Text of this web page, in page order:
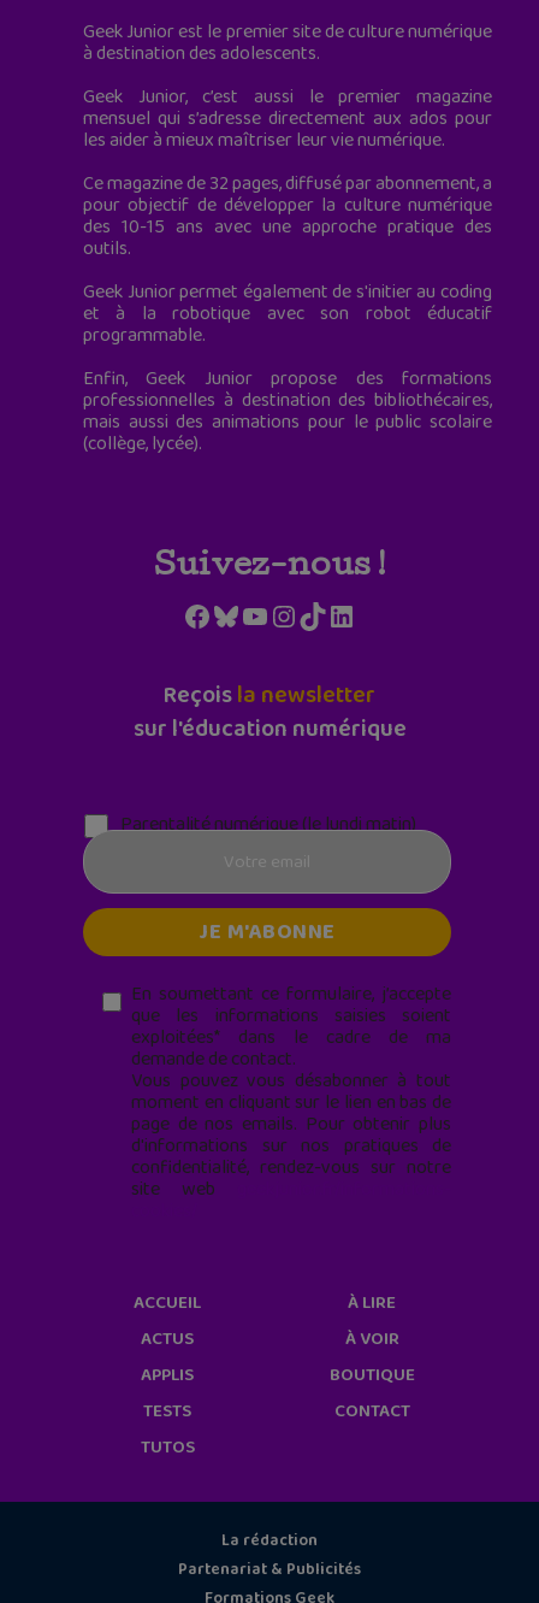
Geek Junior est le premier site de culture numérique
à destination des adolescents.
Geek Junior, c’est aussi le premier magazine
mensuel qui s’adresse directement aux ados pour
les aider à mieux maîtriser leur vie numérique.
Ce magazine de 32 pages, diffusé par abonnement, a
pour objectif de développer la culture numérique
des 10-15 ans avec une approche pratique des
outils.
Geek Junior permet également de s'initier au coding
et à la robotique avec son robot éducatif
programmable.
Enfin, Geek Junior propose des formations
professionnelles à destination des bibliothécaires,
mais aussi des animations pour le public scolaire
(collège, lycée).
Suivez-nous !
Facebook
Bluesky
YouTube
Instagram
TikTokLinkedIn
Reçoisla newsletter
sur l'éducation numérique
Parentalité numérique (le lundi matin)
En soumettant ce formulaire, j’accepte
que les informations saisies soient
exploitées* dans le cadre de ma
demande de contact.
Vous pouvez vous désabonner à tout
moment en cliquant sur le lien en bas de
page de nos emails. Pour obtenir plus
d'informations sur nos pratiques de
confidentialité, rendez-vous sur notre
site web
ACCUEIL
ACTUS
APPLIS
TESTS
TUTOS
À LIRE
À VOIR
BOUTIQUE
CONTACT
La rédaction
Partenariat & Publicités